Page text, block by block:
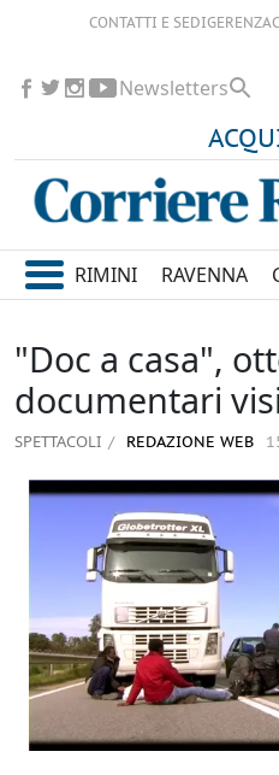
CONTATTI E SEDIGERENZA
Newsletters
RIMINI RAVENNA
"Doc a casa",
documentari
SPETTACOLI REDAZIONE WEB